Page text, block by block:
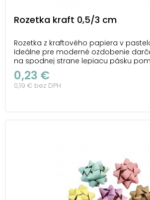
Rozetka kraft 0,5/3 cm
Rozetka z kraftového papiera v
Ideálne pre moderné ozdobenie
na spodnej strane lepiacu pásku
pripevníte na krabičku alebo inak
Balenie: 100 ks Priemer: 30 mm Šírka
Farba: žltá, zelená, fialová, ružová, h...
0,23 €
0,19 € bez DPH